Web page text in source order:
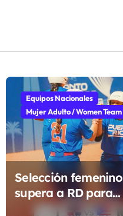
Equipos Nacionales
Mujer Adulto / Women Team
Selección femenino
supera a RD para
segunda victoria